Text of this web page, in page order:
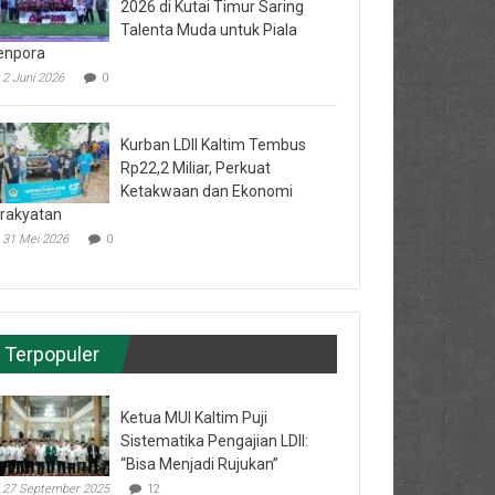
2026 di Kutai Timur Saring
Talenta Muda untuk Piala
2 Juni 2026 0
Kurban LDII Kaltim Tembus
Rp22,2 Miliar, Perkuat
Ketakwaan dan Ekonomi
31 Mei 2026 0
Terpopuler
Ketua MUI Kaltim Puji
Sistematika Pengajian LDII:
“Bisa Menjadi Rujukan”
27 September 2025 12